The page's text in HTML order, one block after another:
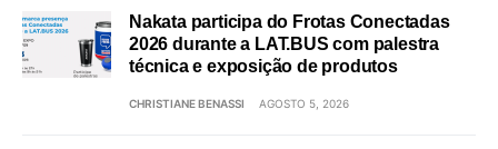
Nakata participa do Frotas Conectadas
2026 durante a LAT.BUS com palestra
técnica e exposição de produtos
CHRISTIANE BENASSI AGOSTO 5, 2026